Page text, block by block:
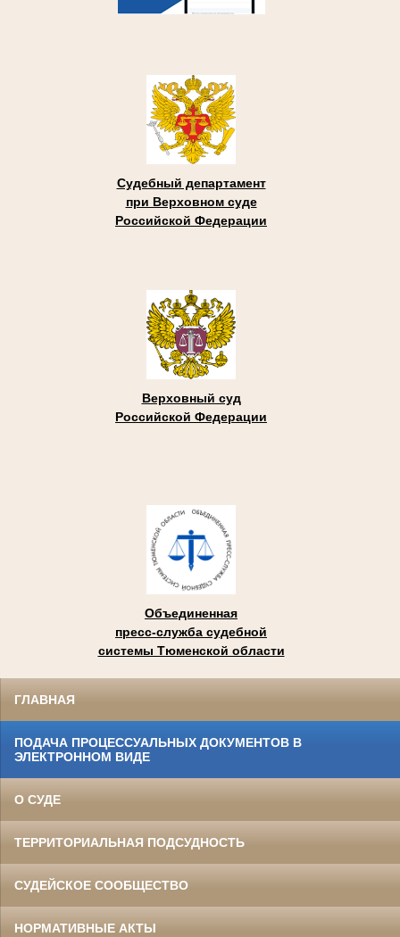
Судебный департамент
при Верховном суде
Российской Федерации
Верховный суд
Российской Федерации
Объединенная
пресс-служба судебной
системы Тюменской области
ГЛАВНАЯ
ПОДАЧА ПРОЦЕССУАЛЬНЫХ ДОКУМЕНТОВ В
ЭЛЕКТРОННОМ ВИДЕ
О СУДЕ
ТЕРРИТОРИАЛЬНАЯ ПОДСУДНОСТЬ
СУДЕЙСКОЕ СООБЩЕСТВО
НОРМАТИВНЫЕ АКТЫ